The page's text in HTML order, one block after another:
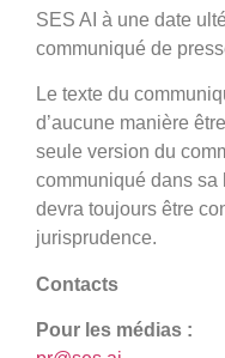
SES AI à une date
communiqué de
Le texte du
d’aucune manière
seule version du
communiqué dans sa
devra toujours être
jurisprudence.
Contacts
Pour les médias :